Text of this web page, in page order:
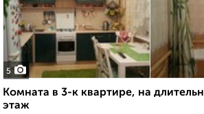
5
Комната в 3-к квартире, на
этаж